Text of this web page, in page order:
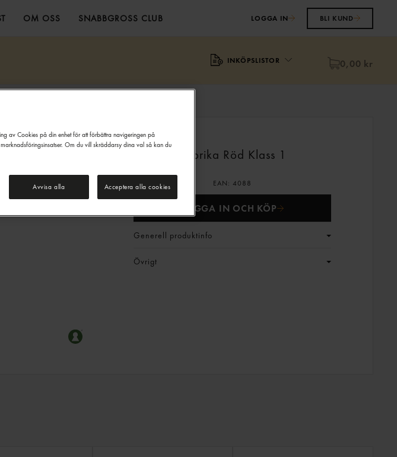
OM OSS SNABBGROSS CLUB LOGGA IN BLI KUND
INKÖPSLISTOR 0,00 kr
Paprika Röd Klass 1
EAN: 4088
LOGGA IN OCH KÖP
Generell produktinfo
Övrigt
om alkoholdrycker. För inköp
du vara 20 år eller äldre.
av Cookies på din enhet för att förbättra navigeringen på
Om du vill skräddarsy dina val så kan du
Avvisa alla Acceptera alla cookies